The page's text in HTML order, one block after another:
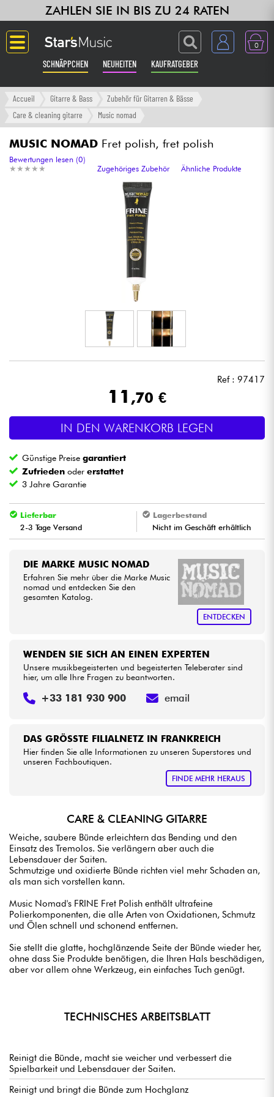
ZAHLEN SIE IN BIS ZU 24 RATEN
0
SCHNÄPPCHEN NEUHEITEN KAUFRATGEBER
Langue
Verstärker & Effekte
Licht
Blasinstrumente
Violinen & Quartett
Kabel & Zubehöre
Sehen Sie sich unsere Marken an
Accueil Gitarre & Bass
Zubehör für Gitarren & Bässe
Care & cleaning gitarre
Music nomad
MUSIC NOMAD Fret polish, fret polish
★ ★ ★ ★ ★
★ ★ ★ ★ ★
Bewertungen lesen (0)
Zugehöriges Zubehör
Ähnliche Produkte
Ref : 97417
11 ,70 €
IN DEN WARENKORB LEGEN
Günstige Preisegarantiert
Zufrieden odererstattet
3 Jahre Garantie
Lieferbar
2-3 Tage Versand
Lagerbestand
Nicht im Geschäft erhältlich
DIE MARKE MUSIC NOMAD
Erfahren Sie mehr über die Marke Music
nomad und entdecken Sie den
gesamten Katalog.
ENTDECKEN
DAS GRÖSSTE FILIALNETZ IN FRANKREICH
Hier finden Sie alle Informationen zu unseren Superstores und
unseren Fachboutiquen.
FINDE MEHR HERAUS
WENDEN SIE SICH AN EINEN EXPERTEN
Unsere musikbegeisterten und begeisterten Teleberater sind
hier, um alle Ihre Fragen zu beantworten.
+33 181 930 900 email
CARE & CLEANING GITARRE
Weiche, saubere Bünde erleichtern das Bending und den
Einsatz des Tremolos. Sie verlängern aber auch die
Lebensdauer der Saiten.
Schmutzige und oxidierte Bünde richten viel mehr Schaden an,
als man sich vorstellen kann.
Music Nomad's FRINE Fret Polish enthält ultrafeine
Polierkomponenten, die alle Arten von Oxidationen, Schmutz
und Ölen schnell und schonend entfernen.
Sie stellt die glatte, hochglänzende Seite der Bünde wieder her,
ohne dass Sie Produkte benötigen, die Ihren Hals beschädigen,
aber vor allem ohne Werkzeug, ein einfaches Tuch genügt.
TECHNISCHES ARBEITSBLATT
Reinigt die Bünde, macht sie weicher und verbessert die
Spielbarkeit und Lebensdauer der Saiten.
Reinigt und bringt die Bünde zum Hochglanz